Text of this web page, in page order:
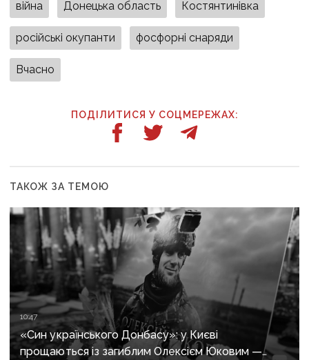
війна Донецька область Костянтинівка
російські окупанти фосфорні снаряди
Вчасно
ПОДІЛИТИСЯ У СОЦМЕРЕЖАХ:
ТАКОЖ ЗА ТЕМОЮ
10:47
«Син українського Донбасу»: у Києві
прощаються із загиблим Олексієм Юковим —